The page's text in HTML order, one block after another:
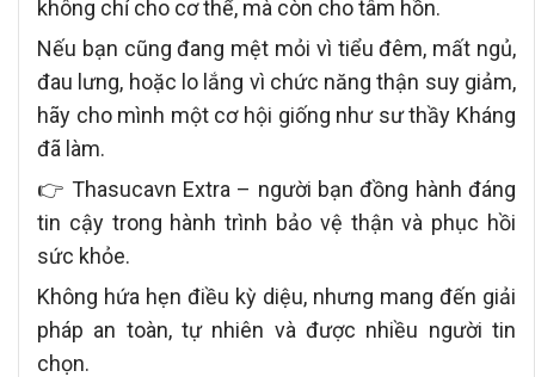
không chỉ cho cơ thể, mà còn cho tâm hồn.
Nếu bạn cũng đang mệt mỏi vì tiểu đêm, mất ngủ,
đau lưng, hoặc lo lắng vì chức năng thận suy giảm,
hãy cho mình một cơ hội giống như sư thầy Kháng
đã làm.
👉 Thasucavn Extra – người bạn đồng hành đáng
tin cậy trong hành trình bảo vệ thận và phục hồi
sức khỏe.
Không hứa hẹn điều kỳ diệu, nhưng mang đến giải
pháp an toàn, tự nhiên và được nhiều người tin
chọn.